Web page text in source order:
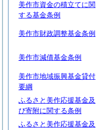
美作市資金の積立てに関
する基金条例
美作市財政調整基金条例
美作市減債基金条例
美作市地域振興基金貸付
要綱
ふるさと美作応援基金及
び寄附に関する条例
ふるさと美作応援基金及